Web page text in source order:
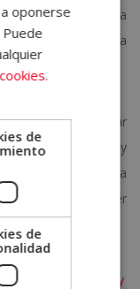
mejor a tu día a
para hacerte la vida
ELBS
espacios? Utilizar
de experimentar y
vas en serio, nada
ayudarte a obtener
de Interiores y
oponerse
Puede
.
de
de